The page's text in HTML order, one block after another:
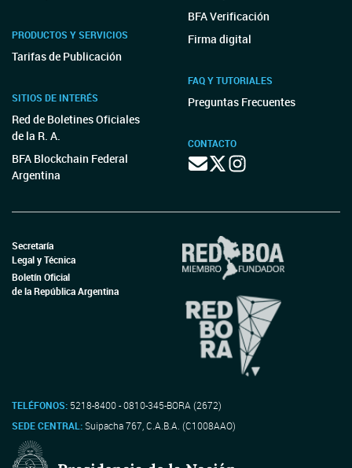
PRODUCTOS Y SERVICIOS
Tarifas de Publicación
SITIOS DE INTERÉS
Red de Boletines Oficiales
de la R. A.
BFA Blockchain Federal
Argentina
BFA Verificación
Firma digital
FAQ Y TUTORIALES
Preguntas Frecuentes
CONTACTO
Secretaría
Legal y Técnica
Boletín Oficial
de la República Argentina
TELÉFONOS: 5218-8400 - 0810-345-BORA (2672)
SEDE CENTRAL:Suipacha 767, C.A.B.A. (C1008AAO)